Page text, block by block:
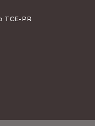
TCE-PR